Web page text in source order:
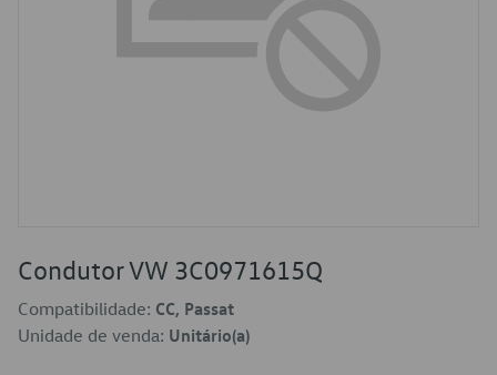
Condutor VW 3C0971615Q
Compatibilidade: CC, Passat
Unidade de venda: Unitário(a)